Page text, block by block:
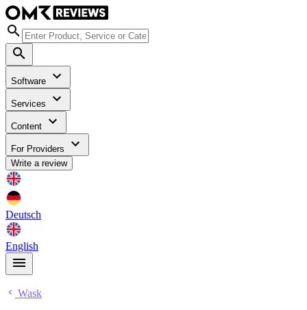
Software
Services
Content
For Providers
Write a review
Deutsch
English
Wask